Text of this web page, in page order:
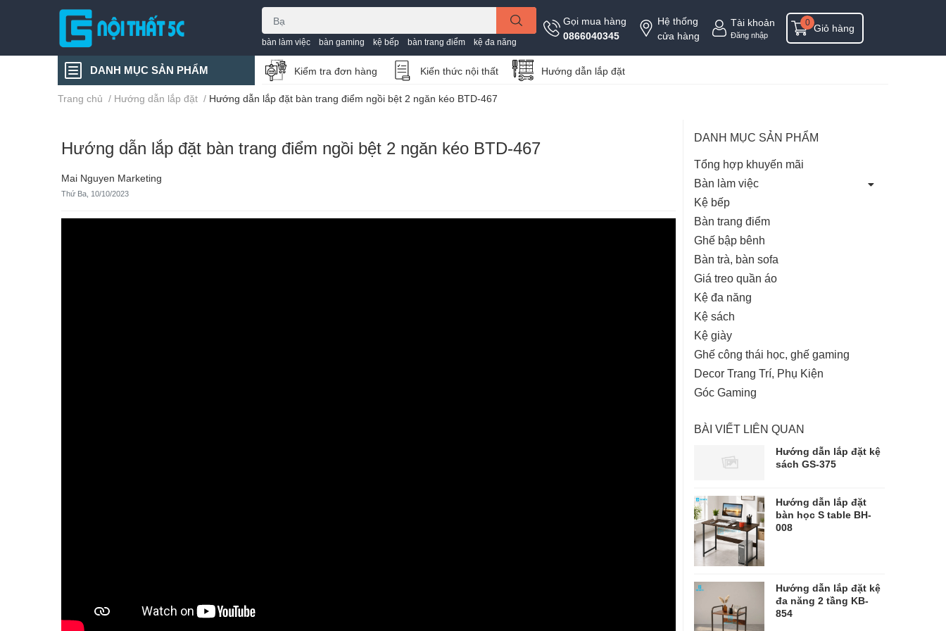
bàn làm việc bàn gaming kệ bếp bàn trang điểm kệ đa năng
Gọi mua hàng
0866040345
Hệ thống
cửa hàng
Tài khoản
Đăng nhập
Giỏ hàng
0
DANH MỤC SẢN PHẨM Kiểm tra đơn hàng Kiến thức nội thất Hướng dẫn lắp đặt
Trang chủ / Hướng dẫn lắp đặt / Hướng dẫn lắp đặt bàn trang điểm ngồi bệt 2 ngăn kéo BTD-467
Hướng dẫn lắp đặt bàn trang điểm ngồi bệt 2 ngăn kéo BTD-467
Mai Nguyen Marketing
Thứ Ba, 10/10/2023
DANH MỤC SẢN PHẨM
Tổng hợp khuyến mãi
Bàn làm việc
Kệ bếp
Bàn trang điểm
Ghế bập bênh
Bàn trà, bàn sofa
Giá treo quần áo
Kệ đa năng
Kệ sách
Kệ giày
Ghế công thái học, ghế gaming
Decor Trang Trí, Phụ Kiện
Góc Gaming
BÀI VIẾT LIÊN QUAN
Hướng dẫn lắp đặt kệ
sách GS-375
Hướng dẫn lắp đặt
bàn học S table BH-
008
Hướng dẫn lắp đặt kệ
đa năng 2 tầng KB-
854